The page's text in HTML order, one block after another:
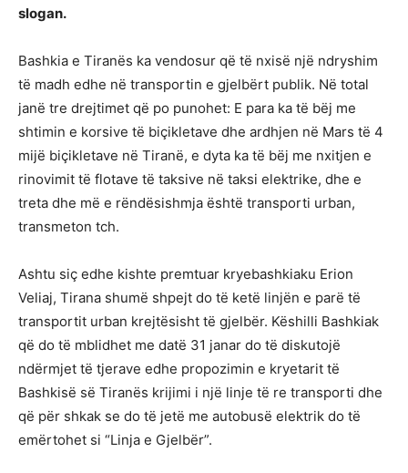
slogan.
Bashkia e Tiranës ka vendosur që të nxisë një ndryshim
të madh edhe në transportin e gjelbërt publik. Në total
janë tre drejtimet që po punohet: E para ka të bëj me
shtimin e korsive të biçikletave dhe ardhjen në Mars të 4
mijë biçikletave në Tiranë, e dyta ka të bëj me nxitjen e
rinovimit të flotave të taksive në taksi elektrike, dhe e
treta dhe më e rëndësishmja është transporti urban,
transmeton tch.
Ashtu siç edhe kishte premtuar kryebashkiaku Erion
Veliaj, Tirana shumë shpejt do të ketë linjën e parë të
transportit urban krejtësisht të gjelbër. Këshilli Bashkiak
që do të mblidhet me datë 31 janar do të diskutojë
ndërmjet të tjerave edhe propozimin e kryetarit të
Bashkisë së Tiranës krijimi i një linje të re transporti dhe
që për shkak se do të jetë me autobusë elektrik do të
emërtohet si “Linja e Gjelbër”.